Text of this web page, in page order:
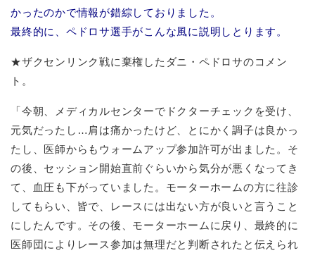
かったのかで情報が錯綜しておりました。
最終的に、ペドロサ選手がこんな風に説明しとります。
★ザクセンリンク戦に棄権したダニ・ペドロサのコメン
ト。
「今朝、メディカルセンターでドクターチェックを受け、
元気だったし…肩は痛かったけど、とにかく調子は良かっ
たし、医師からもウォームアップ参加許可が出ました。そ
の後、セッション開始直前ぐらいから気分が悪くなってき
て、血圧も下がっていました。モーターホームの方に往診
してもらい、皆で、レースには出ない方が良いと言うこと
にしたんです。その後、モーターホームに戻り、最終的に
医師団によりレース参加は無理だと判断されたと伝えられ